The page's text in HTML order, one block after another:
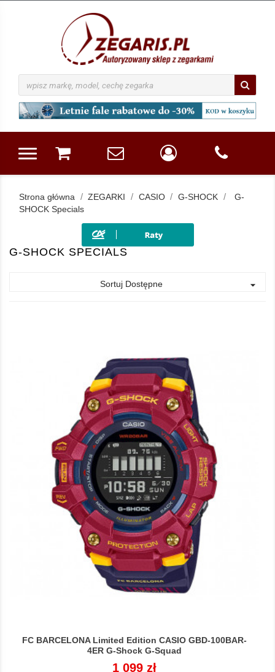
Strona główna ZEGARKI CASIO G-SHOCK
G-
SHOCK Specials
G-SHOCK SPECIALS
Sortuj Dostępne 
FC BARCELONA Limited Edition CASIO GBD-100BAR-
4ER G-Shock G-Squad
Cena
1 099 zł